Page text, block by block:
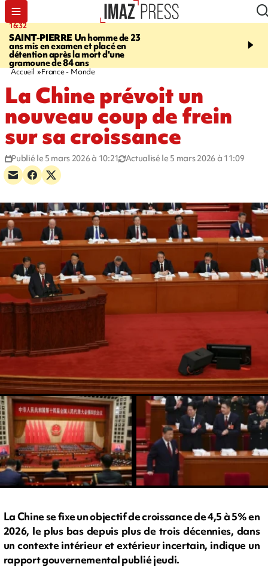
16:32
SAINT-PIERREUn homme de 23
ans mis en examen et placé en
détention après la mort d'une
gramoune de 84 ans
21:08
et Turquie scellent un
Accueil France - Monde
La Chine prévoit un
nouveau coup de frein
sur sa croissance
Publié le 5 mars 2026 à 10:21 Actualisé le 5 mars 2026 à 11:09
La Chine se fixe un objectif de croissance de 4,5 à 5% en
2026, le plus bas depuis plus de trois décennies, dans
un contexte intérieur et extérieur incertain, indique un
rapport gouvernemental publié jeudi.